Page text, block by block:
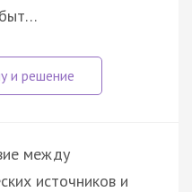
между
источников и